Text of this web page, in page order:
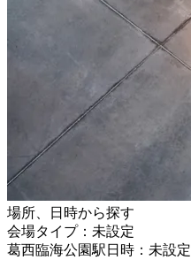
場所、日時から探す
会場タイプ：未設定
葛西臨海公園駅日時：未設定